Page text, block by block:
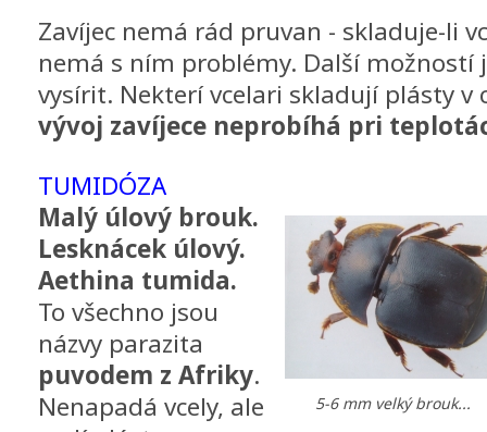
Zavíjec nemá rád pruvan - skladuje-li
nemá s ním problémy. Další možností
vysírit. Nekterí vcelari skladují plásty v
vývoj zavíjece neprobíhá pri
TUMIDÓZA
5-6 mm velký brouk...
Malý úlový brouk.
Lesknácek úlový.
Aethina tumida.
To všechno jsou
názvy parazita
puvodem z Afriky.
Nenapadá vcely, ale